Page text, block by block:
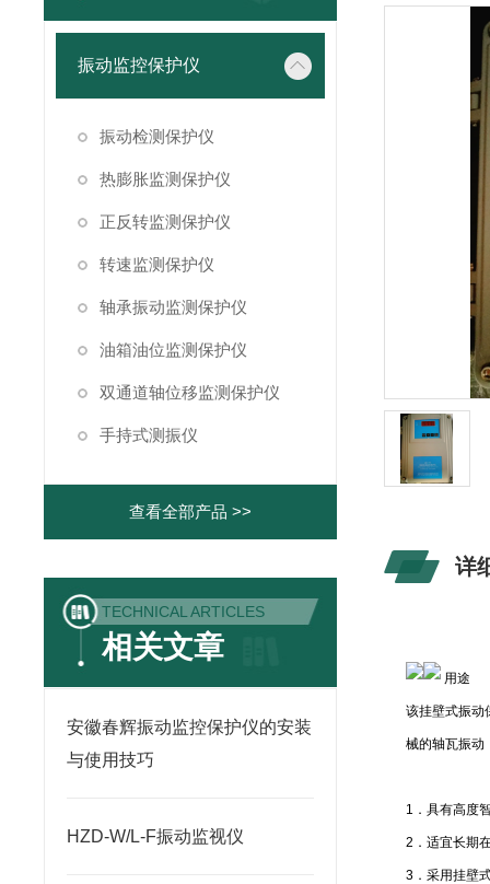
振动监控保护仪
振动检测保护仪
热膨胀监测保护仪
正反转监测保护仪
转速监测保护仪
轴承振动监测保护仪
油箱油位监测保护仪
双通道轴位移监测保护仪
手持式测振仪
查看全部产品 >>
TECHNICAL ARTICLES
相关文章
安徽春辉振动监控保护仪的安装
与使用技巧
HZD-W/L-F振动监视仪
详
用途
该挂壁式振动
械的轴瓦振动
1．具有高度
2．适宜长期
3．采用挂壁